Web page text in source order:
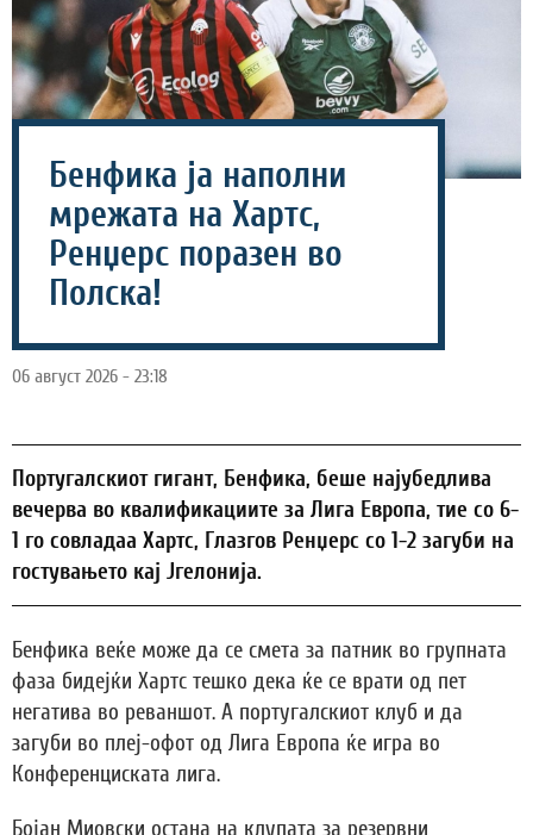
Бенфика ја наполни
мрежата на Хартс,
Ренџерс поразен во
Полска!
06 август 2026 - 23:18
Португалскиот гигант, Бенфика, беше најубедлива
вечерва во квалификациите за Лига Европа, тие со 6-
1 го совладаа Хартс, Глазгов Ренџерс со 1-2 загуби на
гостувањето кај Јгелонија.
Бенфика веќе може да се смета за патник во групната
фаза бидејќи Хартс тешко дека ќе се врати од пет
негатива во реваншот. А португалскиот клуб и да
загуби во плеј-офот од Лига Европа ќе игра во
Конференциската лига.
Бојан Миовски остана на клупата за резервни